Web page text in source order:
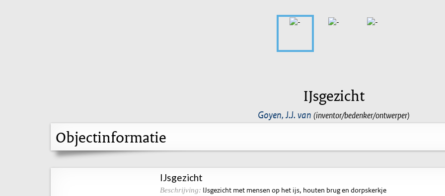
IJsgezicht
Goyen, J.J. van (inventor/bedenker/ontwerper)
Objectinformatie
IJsgezicht
Beschrijving: IJsgezicht met mensen op het ijs, houten brug en dorpskerkje